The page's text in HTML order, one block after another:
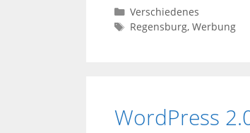
Kategorien
Verschiedenes
Schlagwörter
Regensburg, Werbung
WordPress